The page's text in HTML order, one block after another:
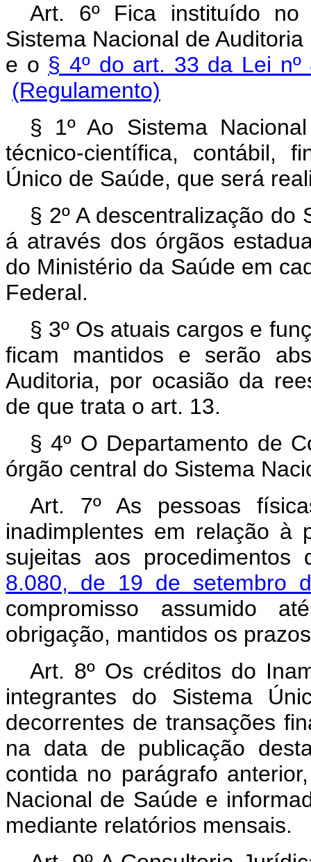
Art.
6º Fica instituído
Sistema Nacional de
e o § 4º do art. 33 da Lei
(Regulamento)
§ 1º Ao Sistema
técnico-científica, contábil,
Único de Saúde, que será
§ 2º A descentralização do
á através dos órgãos
do Ministério da Saúde em
Federal.
§ 3º Os atuais cargos e
ficam mantidos e serão
Auditoria, por ocasião da
de que trata o art. 13.
§ 4º O Departamento de
órgão central do Sistema
Art.
7º As pessoas
inadimplentes em relação à
sujeitas aos
8.080, de 19 de setembro
compromisso assumido
obrigação, mantidos os
Art. 8º Os créditos do
integrantes do Sistema
decorrentes de transações
na data de publicação
contida no parágrafo
Nacional de Saúde e
mediante relatórios mensais.